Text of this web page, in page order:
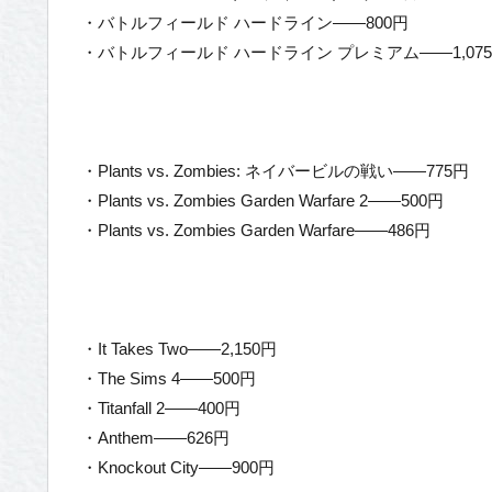
・バトルフィールド ハードライン——800円
・バトルフィールド ハードライン プレミアム
・Plants vs. Zombies: ネイバービルの戦い——775円
・Plants vs. Zombies Garden Warfare 2——500円
・Plants vs. Zombies Garden Warfare——486円
・It Takes Two——2,150円
・The Sims 4——500円
・Titanfall 2——400円
・Anthem——626円
・Knockout City——900円